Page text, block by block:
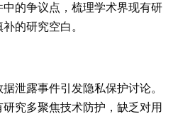
的争议点，梳理学术界现有研
的研究空白。
据泄露事件引发隐私保护讨论。
研究多聚焦技术防护，缺乏对用